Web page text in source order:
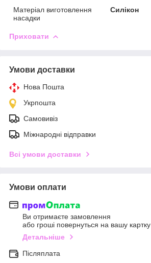
Матеріал виготовлення
насадки
Силікон
Приховати
Умови доставки
Нова Пошта
Укрпошта
Самовивіз
Міжнародні відправки
Всі умови доставки
Умови оплати
Ви отримаєте замовлення
або гроші повернуться на вашу картку
Детальніше
Післяплата